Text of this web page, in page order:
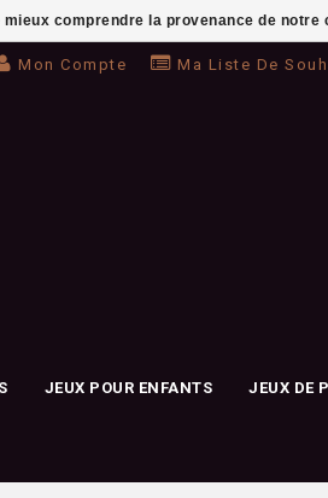
Mon Compte Ma Liste De
JEUX POUR ENFANTS JEUX DE
comprendre la provenance de